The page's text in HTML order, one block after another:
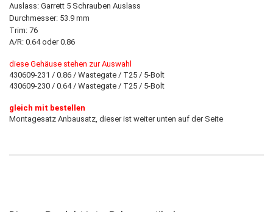
Auslass: Garrett 5 Schrauben Auslass
Durchmesser: 53.9 mm
Trim: 76
A/R: 0.64 oder 0.86
diese Gehäuse stehen zur Auswahl
430609-231 / 0.86 / Wastegate / T25 / 5-Bolt
430609-230 / 0.64 / Wastegate / T25 / 5-Bolt
gleich mit bestellen
Montagesatz Anbausatz, dieser ist weiter unten auf der Seite